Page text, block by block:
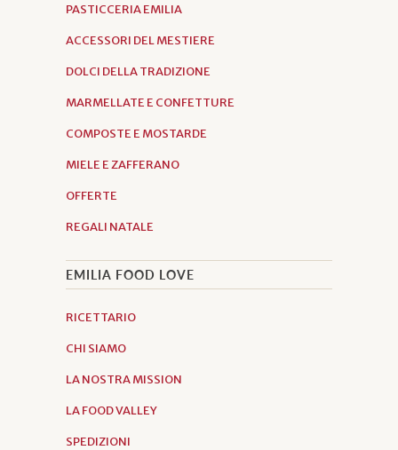
PASTICCERIA EMILIA
ACCESSORI DEL MESTIERE
DOLCI DELLA TRADIZIONE
MARMELLATE E CONFETTURE
COMPOSTE E MOSTARDE
MIELE E ZAFFERANO
OFFERTE
REGALI NATALE
EMILIA FOOD LOVE
RICETTARIO
CHI SIAMO
LA NOSTRA MISSION
LA FOOD VALLEY
SPEDIZIONI